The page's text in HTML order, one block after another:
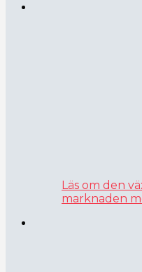
Läs om den
marknaden